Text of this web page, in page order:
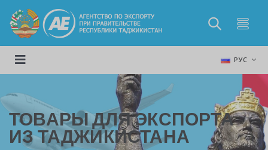
РУС
ТОВАРЫ ДЛЯ ЭКСПОРТА
ИЗ ТАДЖИКИСТАНА